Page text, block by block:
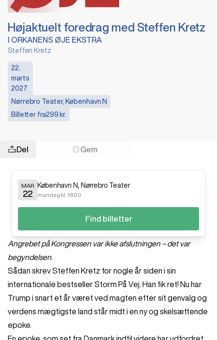
I ORKANENS ØJE EKSTRA
Steffen Kretz
Højaktuelt foredrag med Steffen Kretz
22.
marts
2027
Nørrebro Teater, København N
Billetter fra299 kr.
Del Gem
MAR
22
København N Nørrebro Teater
mandag kl. 18.00
Find billetter
Angrebet på Kongressen var ikke afslutningen – det var
begyndelsen.
Sådan skrev Steffen Kretz for nogle år siden i sin
internationale bestseller Storm På Vej. Han fik ret! Nu har
Trump i snart et år været ved magten efter sit genvalg og
verdens mægtigste land står midt i en ny og skelsættende
epoke.